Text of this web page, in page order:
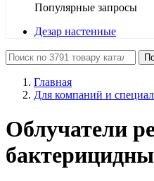
Популярные запросы
Дезар настенные
Главная
Для компаний и
Облучатели